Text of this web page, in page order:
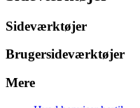
Sideværktøjer
Brugersideværktøjer
Mere